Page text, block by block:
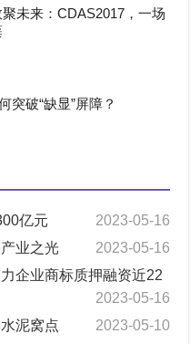
聚未来：CDAS2017，一场
突破“缺显”屏障？
亿元
2023-05-16
业之光
2023-05-16
企业商标质押融资近22
2023-05-16
泥窝点
2023-05-10